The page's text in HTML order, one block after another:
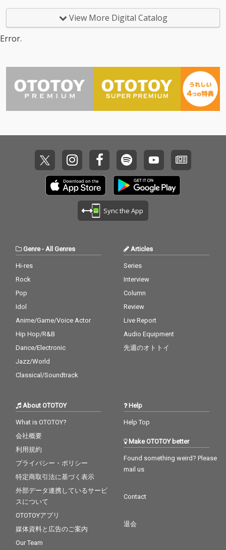
きた両者による初のコ
ラボユニット「Negicc
を誘うであろうリアル
な日常を落としんだ王
道のディスコソング。
イヤホンで聴いていて
ブルディスコの決定
版！
きた両者による初のコ
ラボユニット「Negicc
多くのリスナーの共感
を誘うであろうリアル
な日常を落としんだ王
道のディスコソング。
イヤホンで聴いていて
ブルディスコの決定
版！
View More Digital Catalog
Error.
Sync the App
Genre- All Genres
Hi-res
Rock
Pop
Idol
Anime/Game/Voice Actor
Hip Hop/R&B
Dance/Electronic
Jazz/World
Classical/Soundtrack
Articles
Series
Interview
Column
Review
Live Report
Audio Equipment
先週のオトトイ
About OTOTOY
What is OTOTOY?
会社概要
利用規約
プライバシー・ポリシー
特定商取引法に基づく表示
外部データ連携しているサービ
スについて
OTOTOYアプリ
媒体資料と広告のご案内
Our Team
Help
Help Top
Make OTOTOY better
Found something weird? Please
mail us
Contact
退会